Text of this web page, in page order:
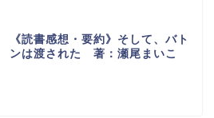
《読書感想・要約》そして、バト
ンは渡された 著：瀬尾まいこ